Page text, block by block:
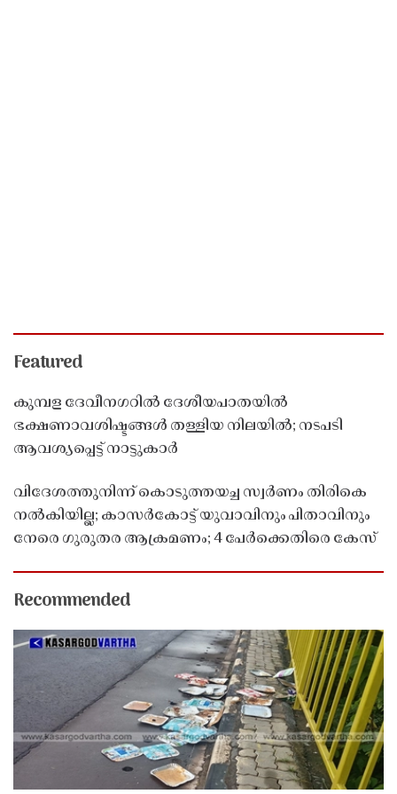
Featured
കുമ്പള ദേവീനഗറിൽ ദേശീയപാതയിൽ
ഭക്ഷണാവശിഷ്ടങ്ങൾ തള്ളിയ നിലയിൽ; നടപടി
ആവശ്യപ്പെട്ട് നാട്ടുകാർ
വിദേശത്തുനിന്ന് കൊടുത്തയച്ച സ്വർണം തിരികെ
നൽകിയില്ല; കാസർകോട്ട് യുവാവിനും പിതാവിനും
നേരെ ഗുരുതര ആക്രമണം; 4 പേർക്കെതിരെ കേസ്
Recommended